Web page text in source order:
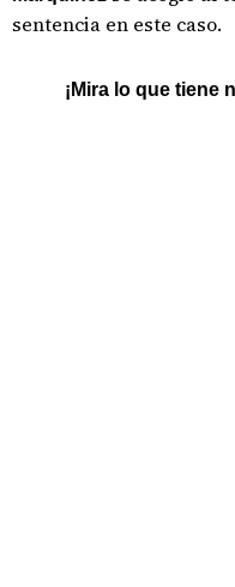
sentencia en este caso.
¡Mira lo que tiene